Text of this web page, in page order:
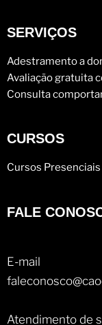
SERVIÇOS
Adestramento a
Avaliação gratuita
Consulta
CURSOS
Cursos Presenciais
FALE
E-mail
Atendimento de